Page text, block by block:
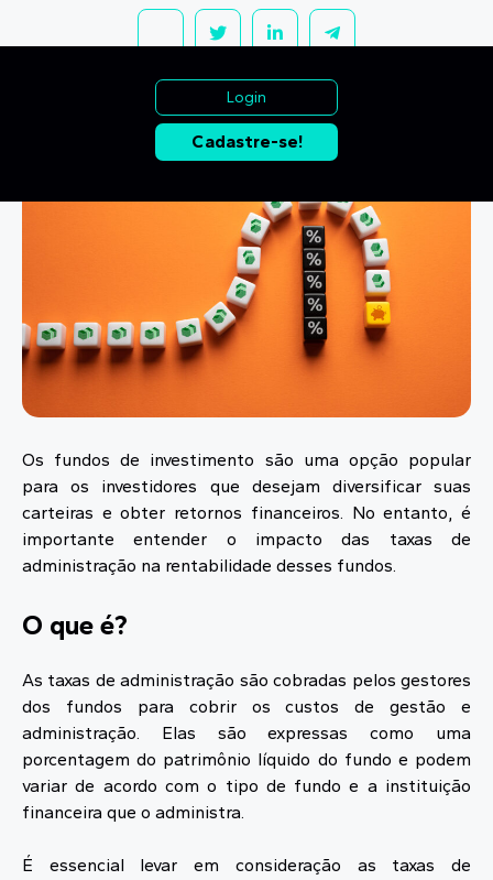
Login
Cadastre-se!
Os fundos de investimento são uma opção popular
para os investidores que desejam diversificar suas
carteiras e obter retornos financeiros. No entanto, é
importante entender o impacto das taxas de
administração na rentabilidade desses fundos.
O que é?
As taxas de administração são cobradas pelos gestores
dos fundos para cobrir os custos de gestão e
administração. Elas são expressas como uma
porcentagem do patrimônio líquido do fundo e podem
variar de acordo com o tipo de fundo e a instituição
financeira que o administra.
É essencial levar em consideração as taxas de